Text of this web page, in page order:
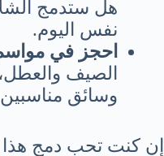
هل ستدمج
نفس اليوم.
احجز في مواسم
الصيف
وسائق
إن كنت تحب دمج هذا